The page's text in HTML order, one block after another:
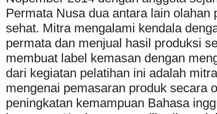
Permata Nusa dua antara lain
sehat. Mitra mengalami kendala
permata dan menjual hasil produksi
membuat label kemasan dengan
dari kegiatan pelatihan ini adalah
mengenai pemasaran produk secara
peningkatan kemampuan Bahasa